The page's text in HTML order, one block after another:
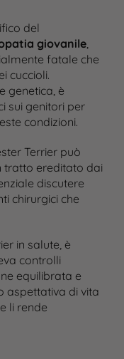
del
giovanile,
fatale che
cuccioli.
genetica, è
sui genitori per
condizioni​.
Terrier può
tratto ereditato dai
discutere
chirurgici che
in salute, è
controlli
equilibrata e
aspettativa di vita
li rende